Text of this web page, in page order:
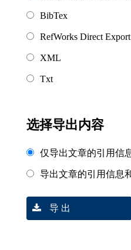
BibTex
RefWorks Direct Export
XML
Txt
选择导出内容
仅导出文章的引用信
导出文章的引用信息
导 出